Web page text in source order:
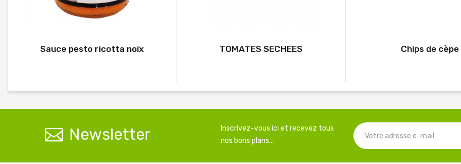
Sauce pesto ricotta noix TOMATES SECHEES Chips de cèpe
Newsletter
Inscrivez-vous ici et recevez tous
nos bons plans...